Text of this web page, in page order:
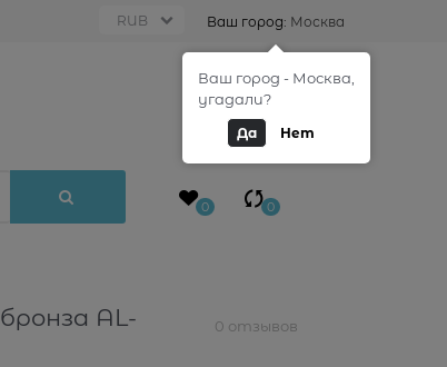
Ваш город: Москва
0
0 0
AL-
0 отзывов
Ваш город - Москва,
угадали?
Да Нет